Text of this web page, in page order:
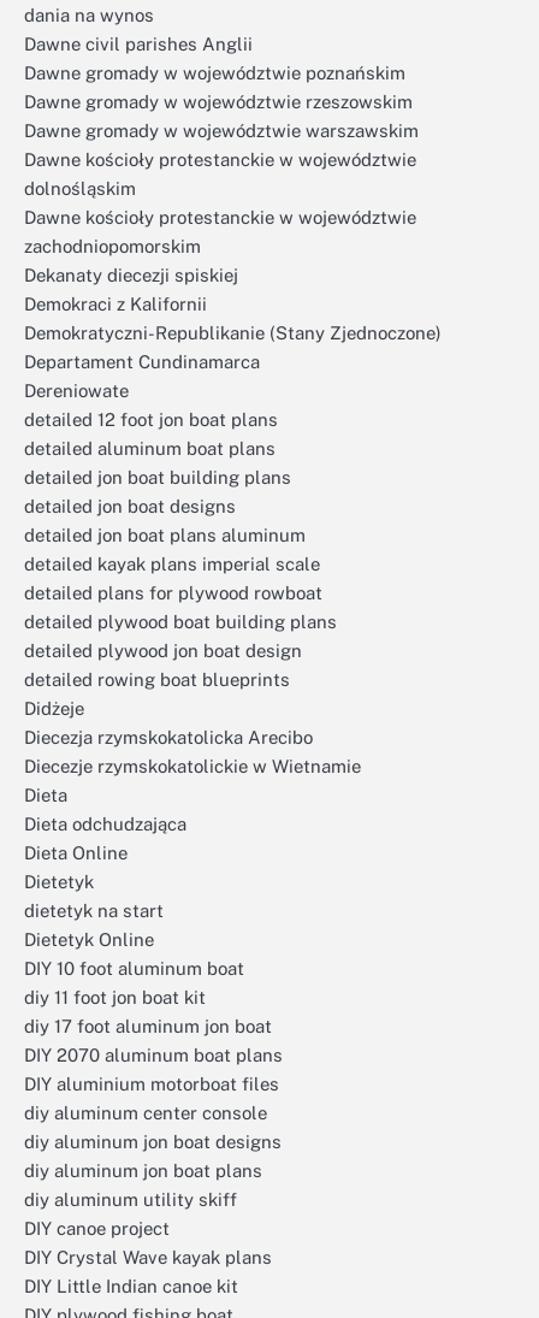
dania na wynos
Dawne civil parishes Anglii
Dawne gromady w województwie poznańskim
Dawne gromady w województwie rzeszowskim
Dawne gromady w województwie warszawskim
Dawne kościoły protestanckie w województwie
dolnośląskim
Dawne kościoły protestanckie w województwie
zachodniopomorskim
Dekanaty diecezji spiskiej
Demokraci z Kalifornii
Demokratyczni-Republikanie (Stany Zjednoczone)
Departament Cundinamarca
Dereniowate
detailed 12 foot jon boat plans
detailed aluminum boat plans
detailed jon boat building plans
detailed jon boat designs
detailed jon boat plans aluminum
detailed kayak plans imperial scale
detailed plans for plywood rowboat
detailed plywood boat building plans
detailed plywood jon boat design
detailed rowing boat blueprints
Didżeje
Diecezja rzymskokatolicka Arecibo
Diecezje rzymskokatolickie w Wietnamie
Dieta
Dieta odchudzająca
Dieta Online
Dietetyk
dietetyk na start
Dietetyk Online
DIY 10 foot aluminum boat
diy 11 foot jon boat kit
diy 17 foot aluminum jon boat
DIY 2070 aluminum boat plans
DIY aluminium motorboat files
diy aluminum center console
diy aluminum jon boat designs
diy aluminum jon boat plans
diy aluminum utility skiff
DIY canoe project
DIY Crystal Wave kayak plans
DIY Little Indian canoe kit